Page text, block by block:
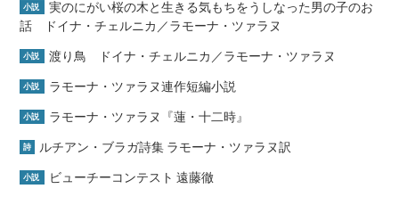
小説
実のにがい桜の木と生きる気もちをうしなった男の子のお
話 ドイナ・チェルニカ／ラモーナ・ツァラヌ
小説 渡り鳥 ドイナ・チェルニカ／ラモーナ・ツァラヌ
小説 ラモーナ・ツァラヌ連作短編小説
小説 ラモーナ・ツァラヌ『蓮・十二時』
詩 ルチアン・ブラガ詩集 ラモーナ・ツァラヌ訳
小説 ビューチーコンテスト 遠藤徹